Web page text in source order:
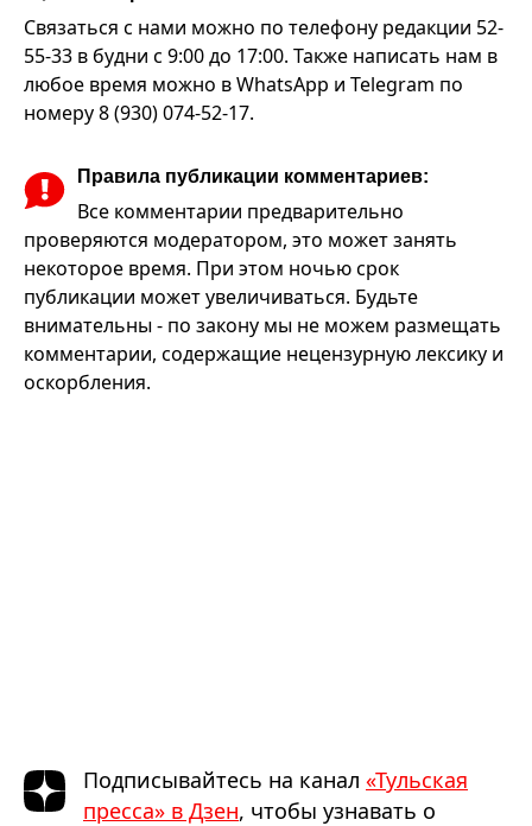
Связаться с нами можно по телефону редакции 52-
55-33 в будни с 9:00 до 17:00. Также написать нам в
любое время можно в WhatsApp и Telegram по
номеру 8 (930) 074-52-17.
Правила публикации комментариев:
Все комментарии предварительно
проверяются модератором, это может занять
некоторое время. При этом ночью срок
публикации может увеличиваться. Будьте
внимательны - по закону мы не можем размещать
комментарии, содержащие нецензурную лексику и
оскорбления.
Подписывайтесь на канал «Тульская
пресса» в Дзен, чтобы узнавать о